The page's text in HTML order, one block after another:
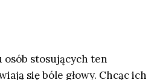
osób stosujących ten
się bóle głowy. Chcąc ich